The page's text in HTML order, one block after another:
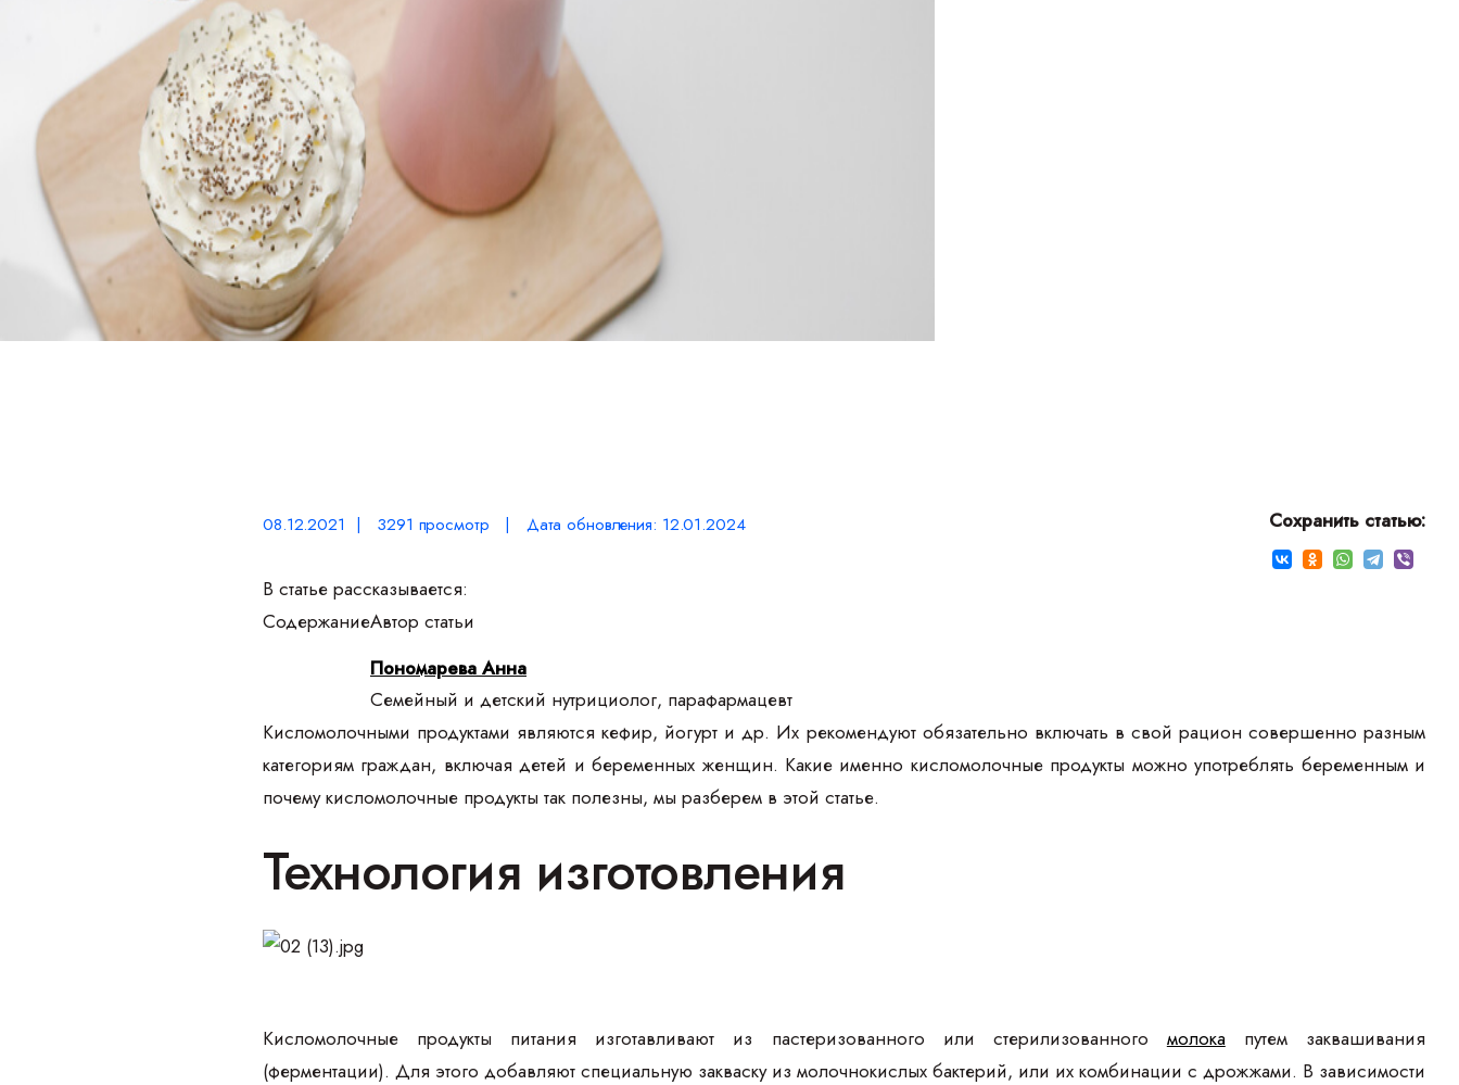
08.12.2021 | 3291 просмотр | Дата обновления: 12.01.2024 Сохранить статью:
В статье рассказывается:
СодержаниеАвтор статьи
Пономарева Анна
Семейный и детский нутрициолог, парафармацевт
Кисломолочными продуктами являются кефир, йогурт и др. Их рекомендуют обязательно включать в свой рацион совершенно разным
категориям граждан, включая детей и беременных женщин. Какие именно кисломолочные продукты можно употреблять беременным и
почему кисломолочные продукты так полезны, мы разберем в этой статье.
Технология изготовления
Кисломолочные продукты питания изготавливают из пастеризованного или стерилизованного молока путем заквашивания
(ферментации). Для этого добавляют специальную закваску из молочнокислых бактерий, или их комбинации с дрожжами. В зависимости